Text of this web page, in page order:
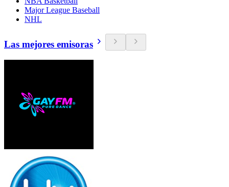
Major League Baseball
NHL
Las mejores emisoras